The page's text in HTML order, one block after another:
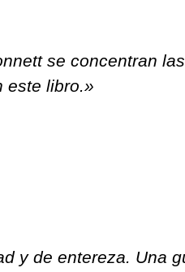
se concentran
este libro.»
y de entereza. Una